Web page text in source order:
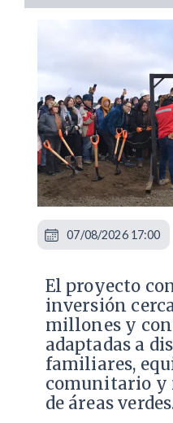
El proyecto
inversión
millones y
adaptadas a
familiares,
comunitario y
de áreas
07/08/2026 17:00